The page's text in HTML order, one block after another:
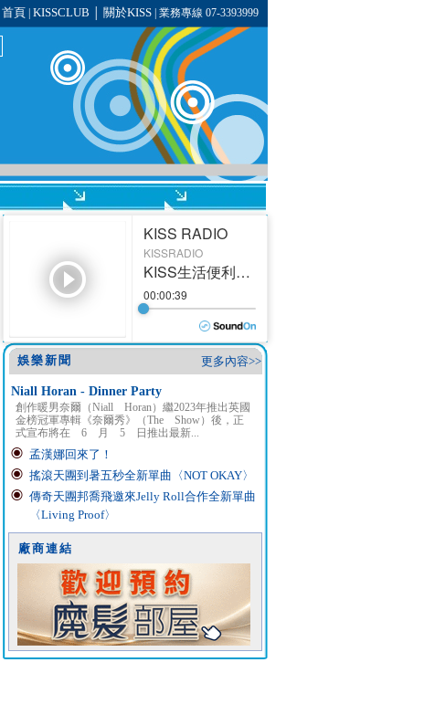
首頁 KISSCLUB 關於KISS| 業務專線 07-3393999
更多內容>>
娛樂新聞
Niall Horan - Dinner Party
創作暖男奈爾（Niall Horan）繼2023年推出英國
金榜冠軍專輯《奈爾秀》（The Show）後，正
式宣布將在 6 月 5 日推出最新...
孟漢娜回來了！
搖滾天團到暑五秒全新單曲〈NOT OKAY〉
傳奇天團邦喬飛邀來Jelly Roll合作全新單曲
〈Living Proof〉
廠商連結